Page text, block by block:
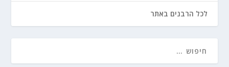
לכל הרבנים באתר